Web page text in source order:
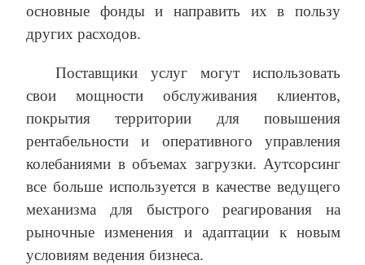
основные фонды и направить их в пользу
других расходов.
Поставщики услуг могут использовать
свои мощности обслуживания клиентов,
покрытия территории для повышения
рентабельности и оперативного управления
колебаниями в объемах загрузки. Аутсорсинг
все больше используется в качестве ведущего
механизма для быстрого реагирования на
рыночные изменения и адаптации к новым
условиям ведения бизнеса.